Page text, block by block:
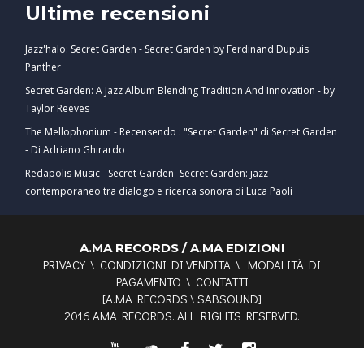
Ultime recensioni
Jazz'halo: Secret Garden - Secret Garden by Ferdinand Dupuis
Panther
Secret Garden: A Jazz Album Blending Tradition And Innovation - by
Taylor Reeves
The Mellophonium - Recensendo : "Secret Garden" di Secret Garden
- Di Adriano Ghirardo
Redapolis Music - Secret Garden -Secret Garden: jazz
contemporaneo tra dialogo e ricerca sonora di Luca Paoli
A.MA RECORDS / A.MA EDIZIONI
PRIVACY \ CONDIZIONI DI VENDITA \ MODALITÀ DI
PAGAMENTO \ CONTATTI
[A.MA RECORDS \ SABSOUND]
2016 AMA RECORDS. ALL RIGHTS RESERVED.